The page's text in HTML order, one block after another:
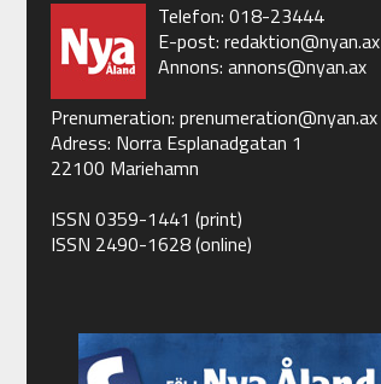
Telefon: 018-23444
E-post: redaktion@nyan.ax
Annons: annons@nyan.ax
Prenumeration: prenumeration@nyan.ax
Adress: Norra Esplanadgatan 1
22100 Mariehamn
ISSN 0359-1441 (print)
ISSN 2490-1628 (online)